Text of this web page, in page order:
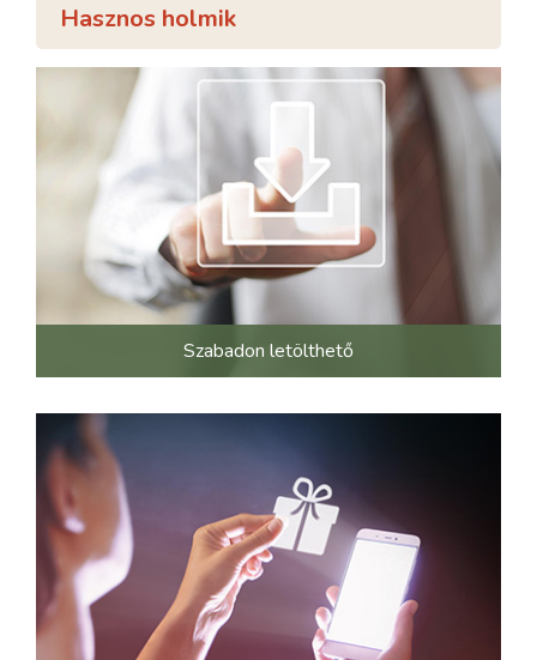
Hasznos holmik
Szabadon letölthető